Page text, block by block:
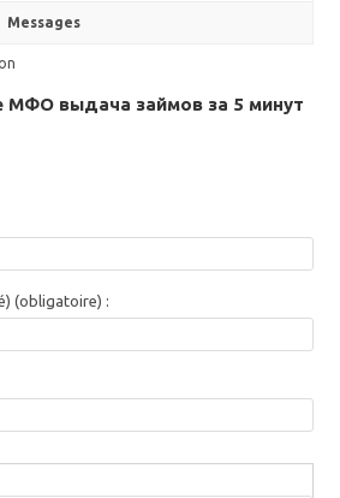
Messages
МФО выдача займов за 5 минут
(obligatoire) :